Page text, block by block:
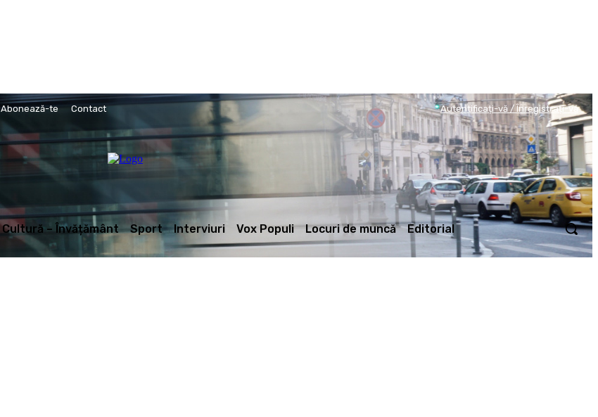
Autentificați-vă / Înregistrați-vă
Abonează-te Contact
Cultură – Învățământ Sport Interviuri Vox Populi Locuri de muncă Editorial